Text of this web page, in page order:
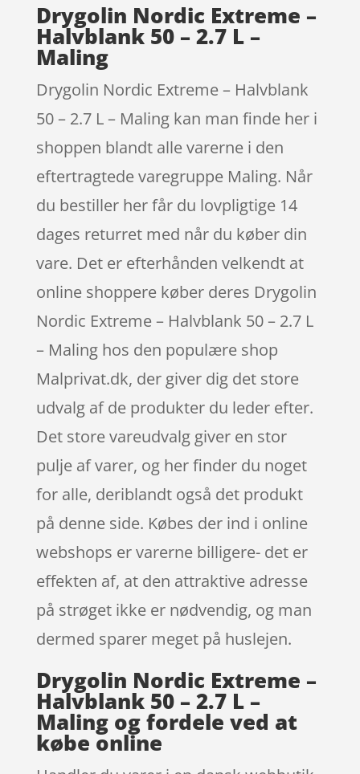
Drygolin Nordic Extreme –
Halvblank 50 – 2.7 L –
Maling
Drygolin Nordic Extreme – Halvblank
50 – 2.7 L – Maling kan man finde her i
shoppen blandt alle varerne i den
eftertragtede varegruppe Maling. Når
du bestiller her får du lovpligtige 14
dages returret med når du køber din
vare. Det er efterhånden velkendt at
online shoppere køber deres Drygolin
Nordic Extreme – Halvblank 50 – 2.7 L
– Maling hos den populære shop
Malprivat.dk, der giver dig det store
udvalg af de produkter du leder efter.
Det store vareudvalg giver en stor
pulje af varer, og her finder du noget
for alle, deriblandt også det produkt
på denne side. Købes der ind i online
webshops er varerne billigere- det er
effekten af, at den attraktive adresse
på strøget ikke er nødvendig, og man
dermed sparer meget på huslejen.
Drygolin Nordic Extreme –
Halvblank 50 – 2.7 L –
Maling og fordele ved at
købe online